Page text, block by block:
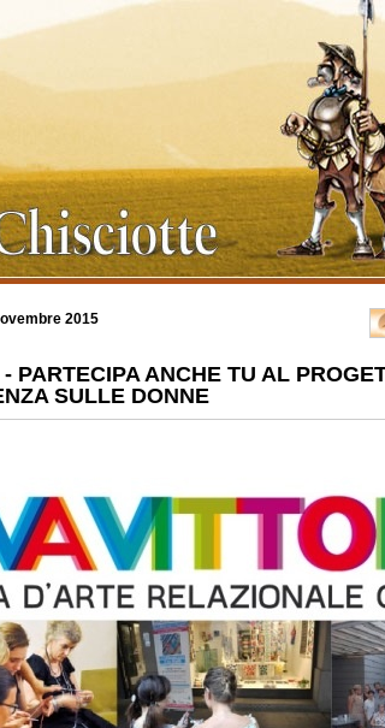
2015
PARTECIPA ANCHE TU AL
SULLE DONNE